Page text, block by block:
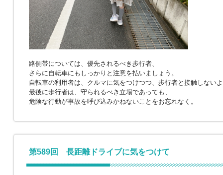
路側帯については、優先されるべき歩行者、
さらに自転車にもしっかりと注意を払いましょう。
自転車の利用者は、クルマに気をつけつつ、歩行者と接触しない
最後に歩行者は、守られるべき立場であっても、
危険な行動が事故を呼び込みかねないことをお忘れなく。
第589回 長距離ドライブに気をつけて